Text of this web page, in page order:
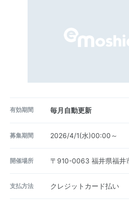
有効期間 毎月自動更新
募集期間 2026/4/1(水)00:00～
開催場所 〒910-0063 福井県福井
支払方法 クレジットカード払い